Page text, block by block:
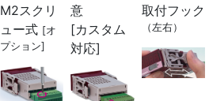
M2スクリ
ュー式 [オ
プション]
意
[カスタム
対応]
取付フック
（左右）